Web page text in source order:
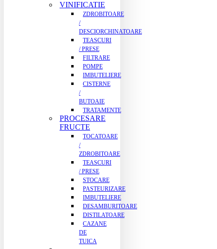
VINIFICATIE
ZDROBITOARE
/
DESCIORCHINATOARE
TEASCURI
/ PRESE
FILTRARE
POMPE
IMBUTELIERE
CISTERNE
/
BUTOAIE
TRATAMENTE
PROCESARE
FRUCTE
TOCATOARE
/
ZDROBITOARE
TEASCURI
/ PRESE
STOCARE
PASTEURIZARE
IMBUTELIERE
DESAMBURITOARE
DISTILATOARE
CAZANE
DE
TUICA